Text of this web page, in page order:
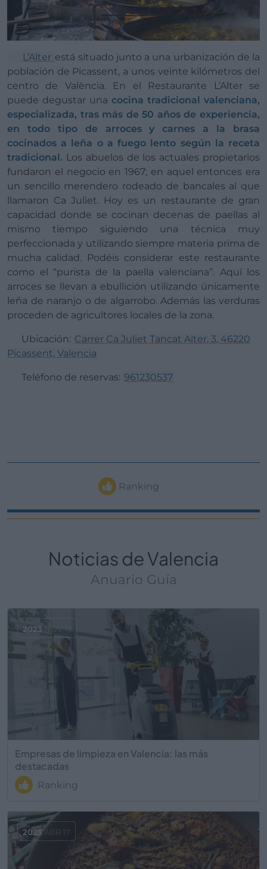
L’Alter está situado junto a una urbanización de la
población de Picassent, a unos veinte kilómetros del
centro de València. En el Restaurante L’Alter se
puede degustar una cocina tradicional valenciana,
especializada, tras más de 50 años de experiencia,
en todo tipo de arroces y carnes a la brasa
cocinados a leña o a fuego lento según la receta
tradicional. Los abuelos de los actuales propietarios
fundaron el negocio en 1967; en aquel entonces era
un sencillo merendero rodeado de bancales al que
llamaron Ca Juliet. Hoy es un restaurante de gran
capacidad donde se cocinan decenas de paellas al
mismo tiempo siguiendo una técnica muy
perfeccionada y utilizando siempre materia prima de
mucha calidad. Podéis considerar este restaurante
como el “purista de la paella valenciana”. Aquí los
arroces se llevan a ebullición utilizando únicamente
leña de naranjo o de algarrobo. Además las verduras
proceden de agricultores locales de la zona.
Ubicación: Carrer Ca Juliet Tancat Alter, 3, 46220
Picassent, Valencia
Teléfono de reservas: 961230537
Ranking
Noticias de Valencia
Anuario Guía
Empresas de limpieza en Valencia: las más
destacadas
Ranking
2023 NOV 13
2023ABR 17